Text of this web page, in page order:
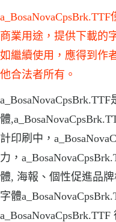
商業用途，提供下載的
如繼續使用，應得到作
他合法者所有。
體
計印刷中，
力，
體, 海報、個性促進品
字體
a_BosaNovaCpsBrk.TTF